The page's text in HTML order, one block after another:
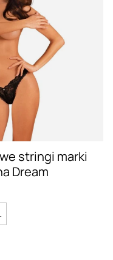
stringi marki
Dream